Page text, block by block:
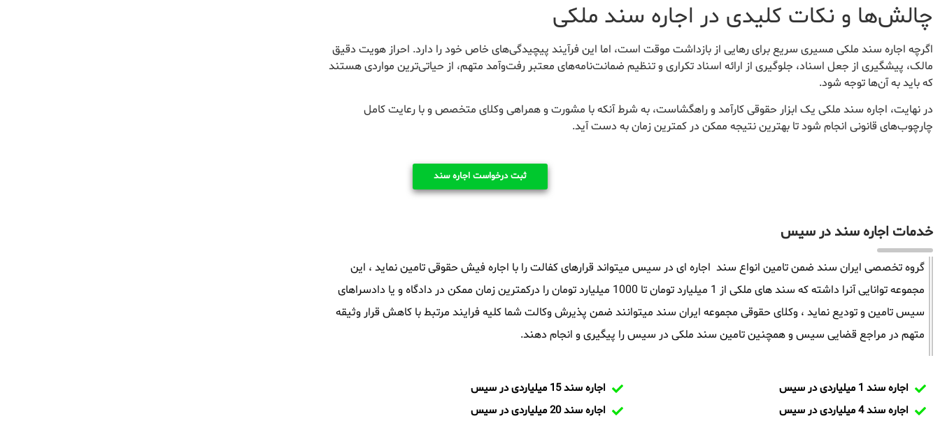
چالش‌ها و نکات کلیدی در اجاره سند ملکی
اگرچه اجاره سند ملکی مسیری سریع برای رهایی از بازداشت موقت است، اما این فرآیند پیچیدگی‌های خاص خود را دارد. احراز هویت دقیق
مالک، پیشگیری از جعل اسناد، جلوگیری از ارائه اسناد تکراری و تنظیم ضمانت‌نامه‌های معتبر رفت‌وآمد متهم، از حیاتی‌ترین مواردی هستند
که باید به آن‌ها توجه شود.
در نهایت، اجاره سند ملکی یک ابزار حقوقی کارآمد و راهگشاست، به شرط آنکه با مشورت و همراهی وکلای متخصص و با رعایت کامل
چارچوب‌های قانونی انجام شود تا بهترین نتیجه ممکن در کمترین زمان به دست آید.
ثبت درخواست اجاره سند
خدمات اجاره سند در سیس
گروه تخصصی ایران سند ضمن تامین انواع سند اجاره ای در سیس میتواند قرارهای کفالت را با اجاره فیش حقوقی تامین نماید ، این
مجموعه توانایی آنرا داشته که سند های ملکی از 1 میلیارد تومان تا 1000 میلیارد تومان را درکمترین زمان ممکن در دادگاه و یا دادسراهای
سیس تامین و تودیع نماید ، وکلای حقوقی مجموعه ایران سند میتوانند ضمن پذیرش وکالت شما کلیه فرایند مرتبط با کاهش قرار وثیقه
متهم در مراجع قضایی سیس و همچنین تامین سند ملکی در سیس را پیگیری و انجام دهند.
اجاره سند 1 میلیاردی در سیس
اجاره سند 4 میلیاردی در سیس
اجاره سند 15 میلیاردی در سیس
اجاره سند 20 میلیاردی در سیس